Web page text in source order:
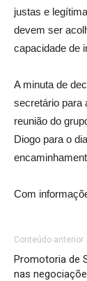
justas e
devem ser
capacidade de
A minuta de
secretário para
reunião do
Diogo para o
Com
Conteúdo anterior
Promotoria de
nas